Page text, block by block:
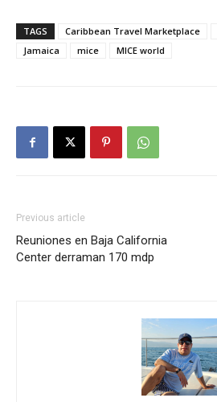
TAGS Caribbean Travel Marketplace
Jamaica
mice MICE world
Previous article
Reuniones en Baja California
Center derraman 170 mdp